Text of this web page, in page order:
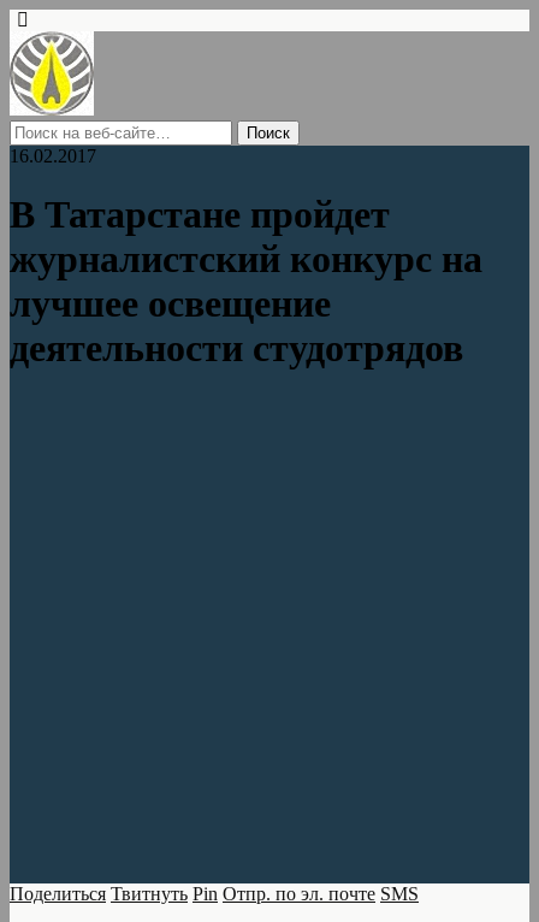
16.02.2017
В Татарстане пройдет
журналистский конкурс на
лучшее освещение
деятельности студотрядов
Поделиться Твитнуть Pin Отпр. по эл. почте SMS